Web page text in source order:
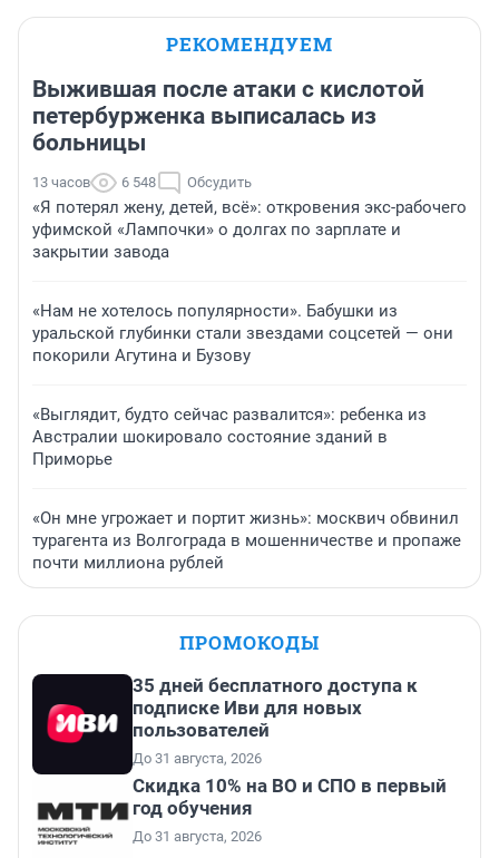
РЕКОМЕНДУЕМ
Выжившая после атаки с кислотой
петербурженка выписалась из
больницы
13 часов 6 548 Обсудить
«Я потерял жену, детей, всё»: откровения экс-рабочего
уфимской «Лампочки» о долгах по зарплате и
закрытии завода
«Нам не хотелось популярности». Бабушки из
уральской глубинки стали звездами соцсетей — они
покорили Агутина и Бузову
«Выглядит, будто сейчас развалится»: ребенка из
Австралии шокировало состояние зданий в
Приморье
«Он мне угрожает и портит жизнь»: москвич обвинил
турагента из Волгограда в мошенничестве и пропаже
почти миллиона рублей
ПРОМОКОДЫ
35 дней бесплатного доступа к
подписке Иви для новых
пользователей
До 31 августа, 2026
Скидка 10% на ВО и СПО в первый
год обучения
До 31 августа, 2026